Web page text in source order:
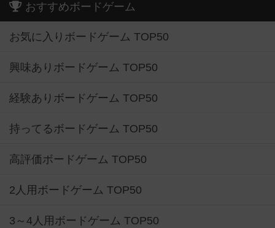
おすすめボードゲーム
お気に入りボードゲーム TOP50
興味ありボードゲーム TOP50
経験ありボードゲーム TOP50
持ってるボードゲーム TOP50
高評価ボードゲーム TOP50
2人用ボードゲーム TOP50
3～4人用ボードゲーム TOP50